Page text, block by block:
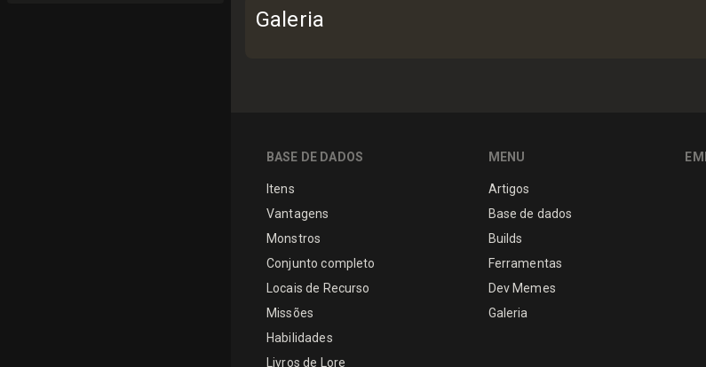
Galeria
BASE DE DADOS
Itens
Vantagens
Monstros
Conjunto completo
Locais de Recurso
Missões
Habilidades
Livros de Lore
MENU
Artigos
Base de dados
Builds
Ferramentas
Dev Memes
Galeria